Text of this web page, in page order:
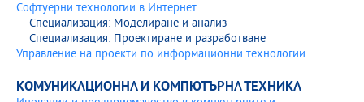
Софтуерни технологии в Интернет
Специализация: Моделиране и анализ
Специализация: Проектиране и разработване
Управление на проекти по информационни технологии
КОМУНИКАЦИОННА И КОМПЮТЪРНА ТЕХНИКА